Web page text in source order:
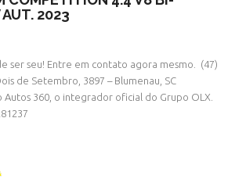
2023
ser seu! Entre em contato agora mesmo. ㅤㅤ (47)
de Setembro, 3897 – Blumenau, SC
Autos 360, o integrador oficial do Grupo OLX.